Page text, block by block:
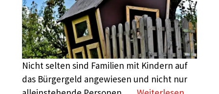
Nicht selten sind Familien mit Kindern auf
das Bürgergeld angewiesen und nicht nur